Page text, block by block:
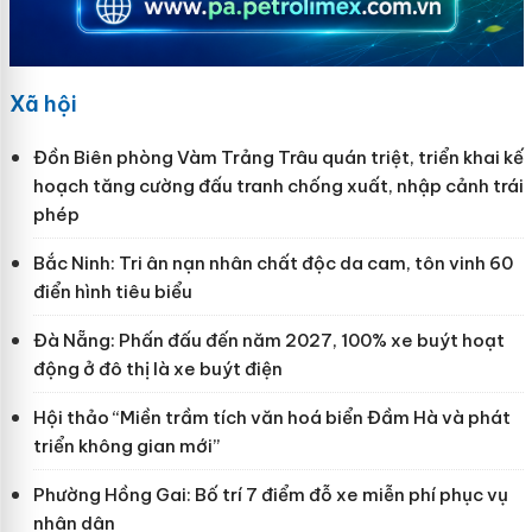
Xã hội
Đồn Biên phòng Vàm Trảng Trâu quán triệt, triển khai kế
hoạch tăng cường đấu tranh chống xuất, nhập cảnh trái
phép
Bắc Ninh: Tri ân nạn nhân chất độc da cam, tôn vinh 60
điển hình tiêu biểu
Đà Nẵng: Phấn đấu đến năm 2027, 100% xe buýt hoạt
động ở đô thị là xe buýt điện
Hội thảo “Miền trầm tích văn hoá biển Đầm Hà và phát
triển không gian mới”
Phường Hồng Gai: Bố trí 7 điểm đỗ xe miễn phí phục vụ
nhân dân